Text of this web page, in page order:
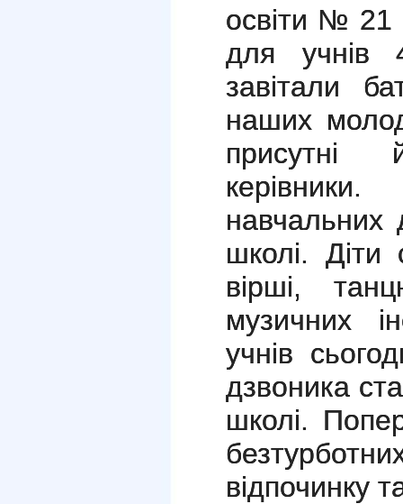
освіти № 21
для учнів
завітали
наших
присутні
навчальних
школі. Діти
вірші,
музичних
учнів
дзвоника
школі.
відпочинку